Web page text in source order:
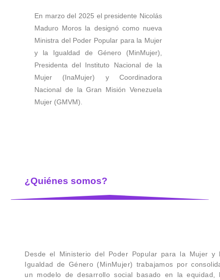
En marzo del 2025 el presidente Nicolás
Maduro Moros la designó como nueva
Ministra del Poder Popular para la Mujer
y la Igualdad de Género (MinMujer),
Presidenta del Instituto Nacional de la
Mujer (InaMujer) y Coordinadora
Nacional de la Gran Misión Venezuela
Mujer (GMVM).
¿Quiénes somos?
Desde el Ministerio del Poder Popular para la Mujer y
Igualdad de Género (MinMujer) trabajamos por
un modelo de desarrollo social basado en la equidad,